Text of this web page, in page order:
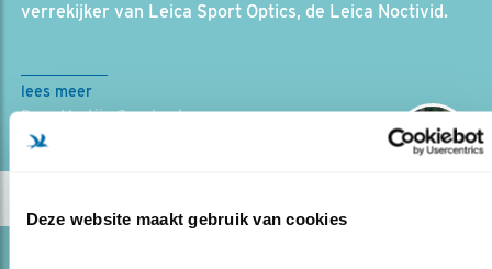
Deze website maakt gebruik van cookies
verrekijker van Leica Sport Optics, de Leica Noctivid.
lees meer
Door Martijn Overbeeke